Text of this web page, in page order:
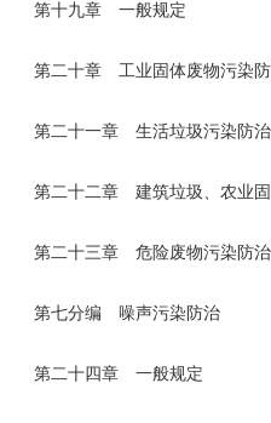
第十九章 一般规定
第二十章 工业固体废物污染
第二十一章 生活垃圾污染防治
第二十二章 建筑垃圾、农业
第二十三章 危险废物污染防治
第七分编 噪声污染防治
第二十四章 一般规定